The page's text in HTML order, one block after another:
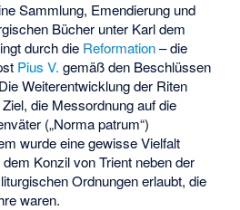
Sammlung, Emendierung und
Bücher unter Karl dem
durch die Reformation– die
Pius V. gemäß den Beschlüssen
Weiterentwicklung der Riten
die Messordnung auf die
(„Norma patrum“)
wurde eine gewisse Vielfalt
Konzil von Trient neben der
Ordnungen erlaubt, die
waren.